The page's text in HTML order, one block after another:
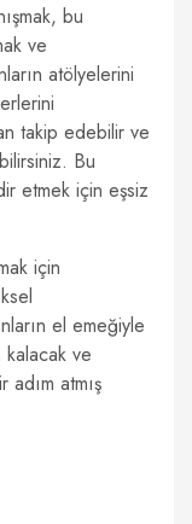
bu
ve
atölyelerini
takip edebilir ve
Bu
etmek için eşsiz
için
el emeğiyle
ve
atmış